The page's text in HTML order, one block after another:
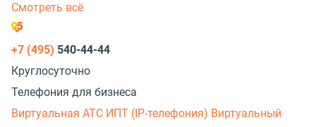
Смотреть всё
+7 (495) 540-44-44
Круглосуточно
Телефония для бизнеса
Виртуальная АТС ИПТ (IP-телефония) Виртуальный